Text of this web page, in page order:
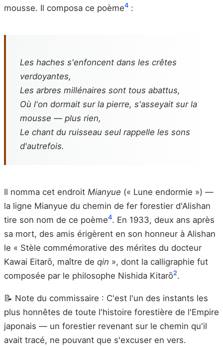
mousse. Il composa ce poème4 :
Les haches s'enfoncent dans les crêtes
verdoyantes,
Les arbres millénaires sont tous abattus,
Où l'on dormait sur la pierre, s'asseyait sur la
mousse — plus rien,
Le chant du ruisseau seul rappelle les sons
d'autrefois.
Il nomma cet endroit Mianyue (« Lune endormie ») —
la ligne Mianyue du chemin de fer forestier d'Alishan
tire son nom de ce poème4. En 1933, deux ans après
sa mort, des amis érigèrent en son honneur à Alishan
le « Stèle commémorative des mérites du docteur
Kawai Eitarō, maître de qin », dont la calligraphie fut
composée par le philosophe Nishida Kitarō2.
📝 Note du commissaire : C'est l'un des instants les
plus honnêtes de toute l'histoire forestière de l'Empire
japonais — un forestier revenant sur le chemin qu'il
avait tracé, ne pouvant que s'excuser en vers.